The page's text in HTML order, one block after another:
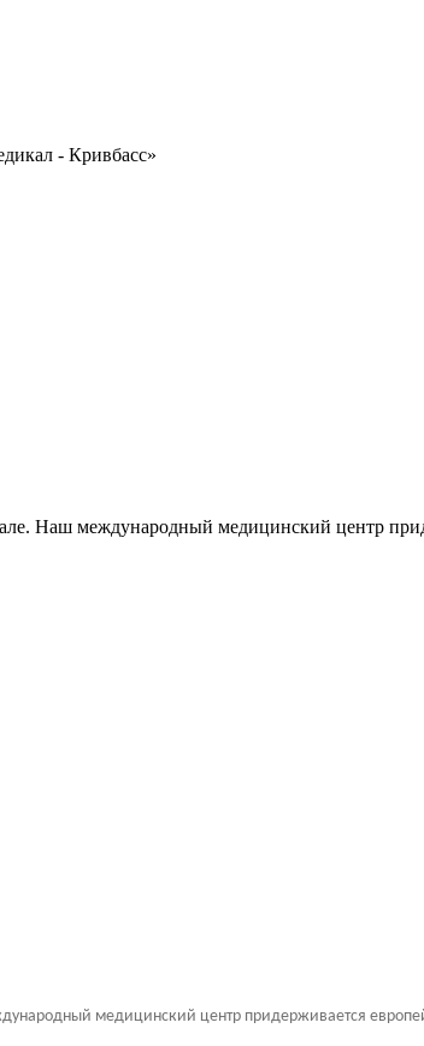
- Кривбасс»
Наш международный медицинский центр
медицинский центр придерживается